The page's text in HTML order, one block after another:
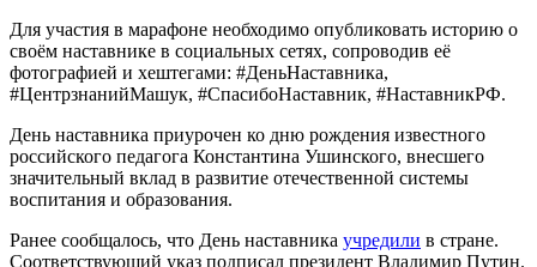
Для участия в марафоне необходимо опубликовать историю о
своём наставнике в социальных сетях, сопроводив её
фотографией и хештегами: #ДеньНаставника,
#ЦентрзнанийМашук, #СпасибоНаставник, #НаставникРФ.
День наставника приурочен ко дню рождения известного
российского педагога Константина Ушинского, внесшего
значительный вклад в развитие отечественной системы
воспитания и образования.
Ранее сообщалось, что День наставника учредили в стране.
Соответствующий указ подписал президент Владимир Путин.